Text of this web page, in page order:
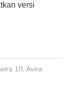
versi
10 Avira